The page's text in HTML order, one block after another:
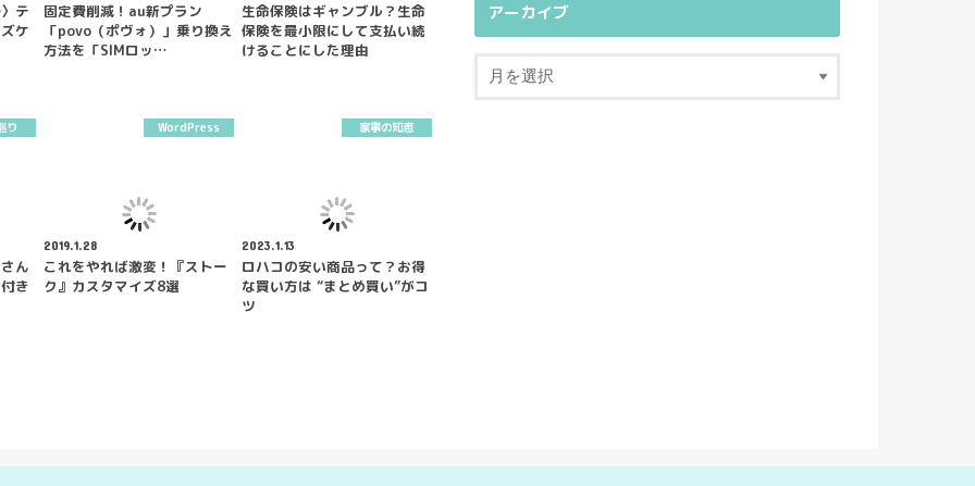
テ
ケ
固定費削減！au新プラン
「povo（ポヴォ）」乗り換え
方法を「SIMロッ…
生命保険はギャンブル？生命
保険を最小限にして支払い続
けることにした理由
り
ん
き
WordPress
2019.1.28
これをやれば激変！『ストー
ク』カスタマイズ8選
家事の知恵
2023.1.13
ロハコの安い商品って？お得
な買い方は “まとめ買い”がコ
ツ
アーカイブ